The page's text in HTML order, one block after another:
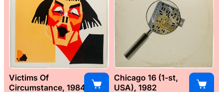
Victims Of
Circumstance, 1984
Chicago 16 (1-st,
USA), 1982